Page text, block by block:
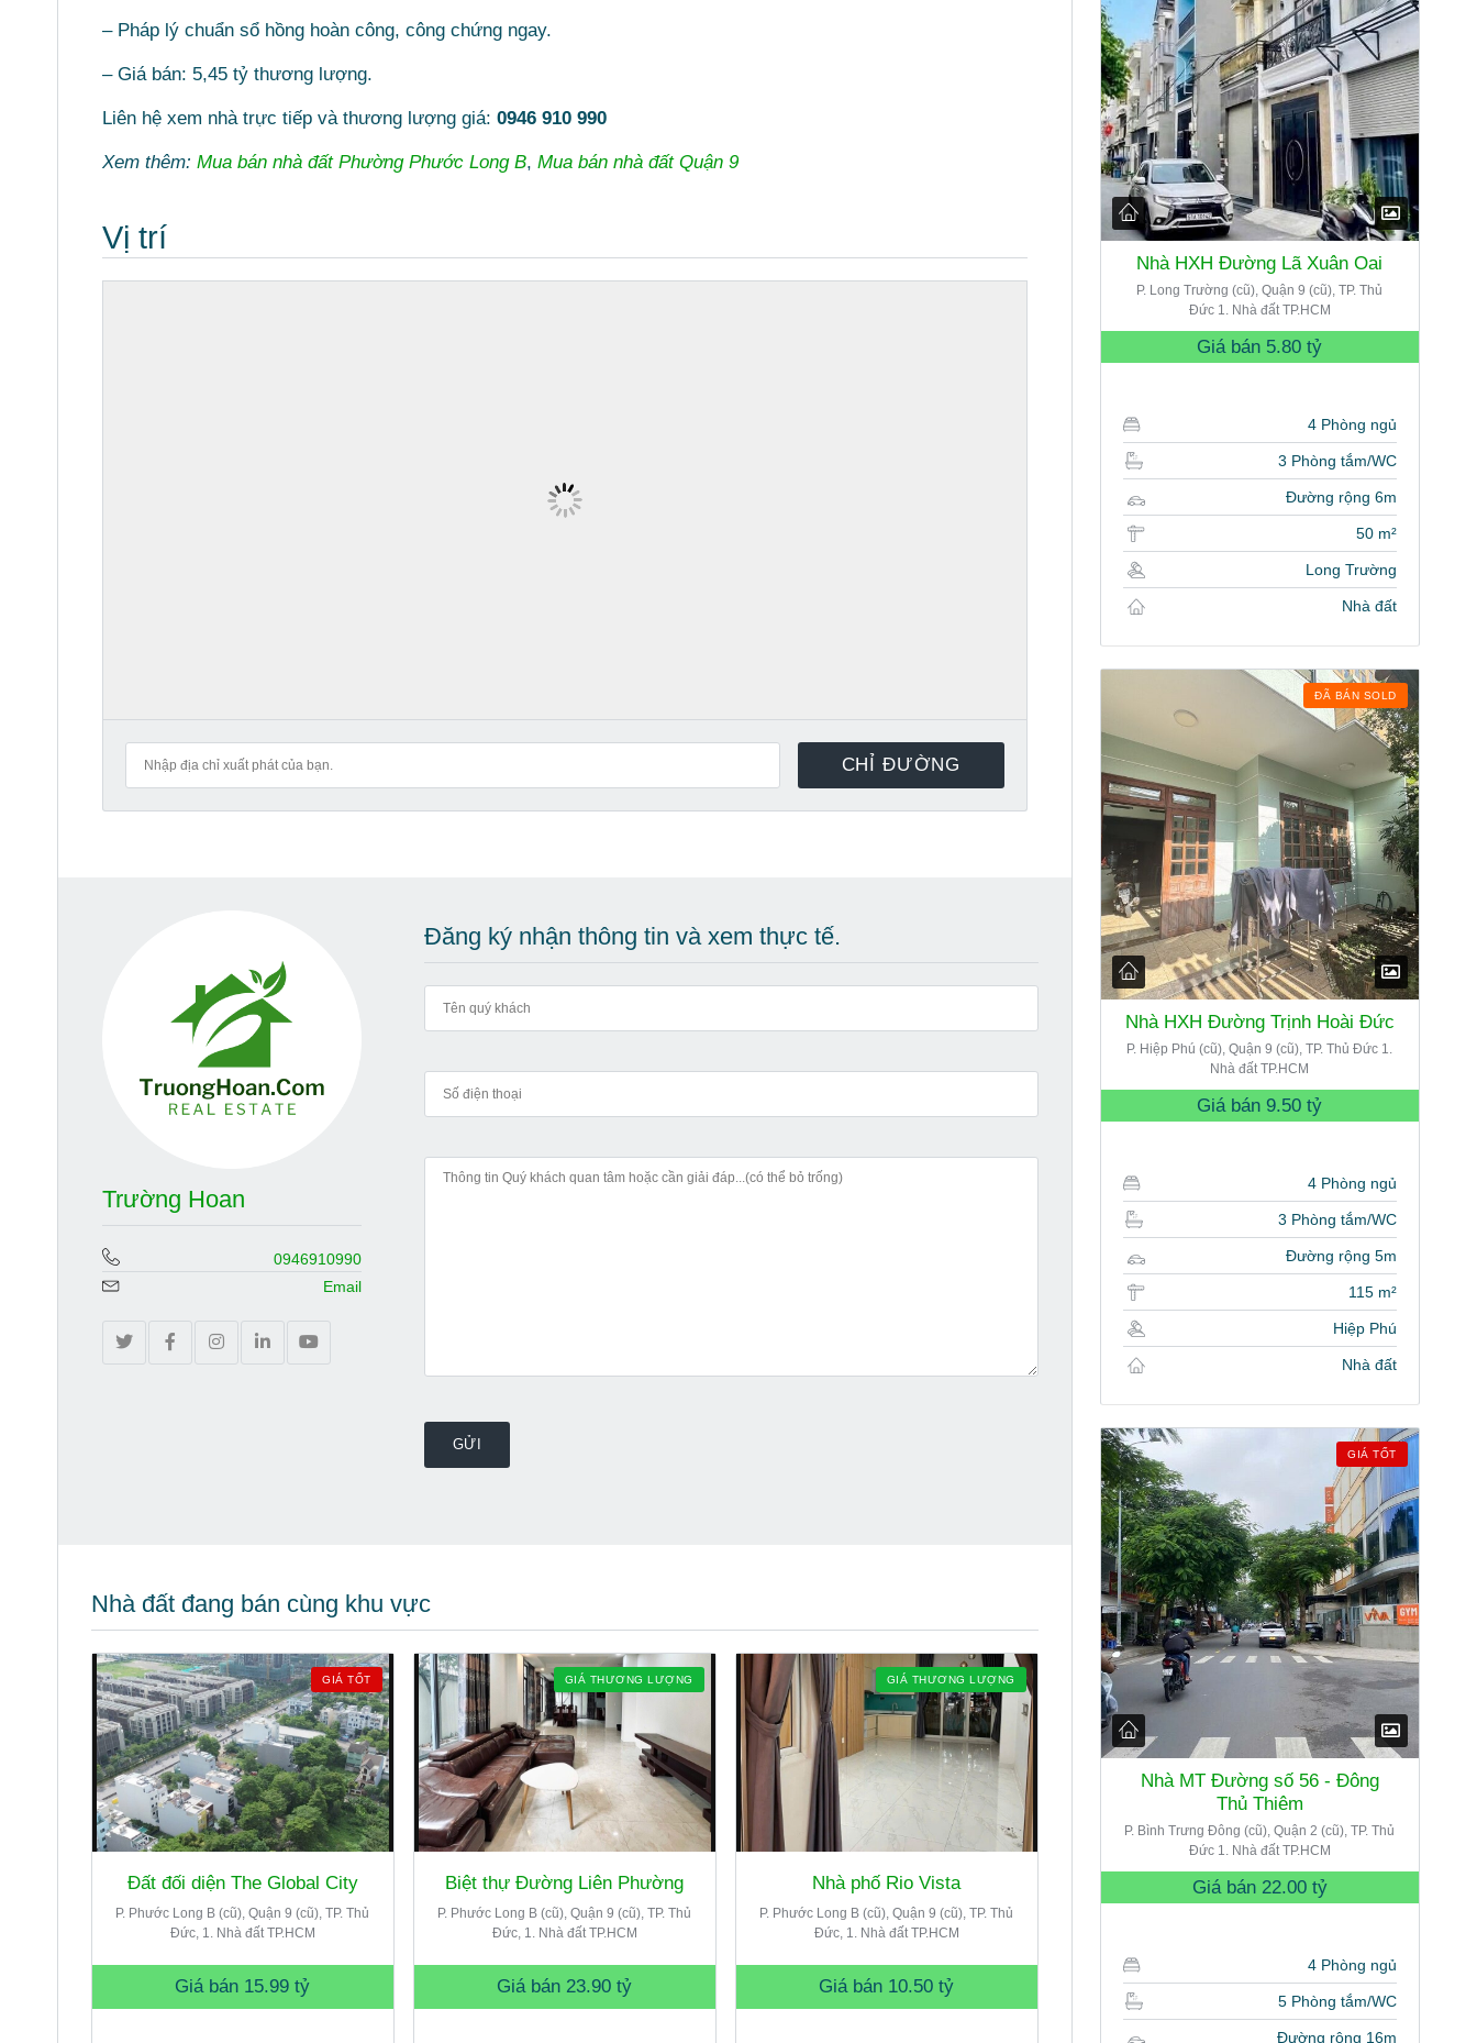
– Pháp lý chuẩn sổ hồng hoàn công, công chứng ngay.
– Giá bán: 5,45 tỷ thương lượng.
Liên hệ xem nhà trực tiếp và thương lượng giá: 0946 910 990
Xem thêm: Mua bán nhà đất Phường Phước Long B, Mua bán nhà đất Quận 9
Vị trí
Trường Hoan
0946910990
Email
Đăng ký nhận thông tin và xem thực tế.
Nhà đất đang bán cùng khu vực
GIÁ TỐT
Đất đối diện The Global City
P. Phước Long B (cũ), Quận 9 (cũ), TP. Thủ
Đức, 1. Nhà đất TP.HCM
Giá bán 15.99 tỷ
GIÁ THƯƠNG LƯỢNG
Biệt thự Đường Liên Phường
P. Phước Long B (cũ), Quận 9 (cũ), TP. Thủ
Đức, 1. Nhà đất TP.HCM
Giá bán 23.90 tỷ
GIÁ THƯƠNG LƯỢNG
Nhà phố Rio Vista
P. Phước Long B (cũ), Quận 9 (cũ), TP. Thủ
Đức, 1. Nhà đất TP.HCM
Giá bán 10.50 tỷ
Nhà HXH Đường Lã Xuân Oai
P. Long Trường (cũ), Quận 9 (cũ), TP. Thủ
Đức 1. Nhà đất TP.HCM
Giá bán 5.80 tỷ
4 Phòng ngủ
3 Phòng tắm/WC
Đường rộng 6m
50 m²
Long Trường
Nhà đất
ĐÃ BÁN SOLD
Nhà HXH Đường Trịnh Hoài Đức
P. Hiệp Phú (cũ), Quận 9 (cũ), TP. Thủ Đức 1.
Nhà đất TP.HCM
Giá bán9.50 tỷ
4 Phòng ngủ
3 Phòng tắm/WC
Đường rộng 5m
115 m²
Hiệp Phú
Nhà đất
GIÁ TỐT
Nhà MT Đường số 56 - Đông
Thủ Thiêm
P. Bình Trưng Đông (cũ), Quận 2 (cũ), TP. Thủ
Đức 1. Nhà đất TP.HCM
Giá bán 22.00 tỷ
4 Phòng ngủ
5 Phòng tắm/WC
Đường rộng 16m